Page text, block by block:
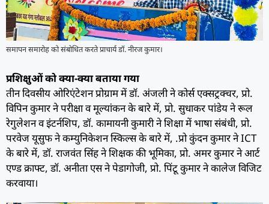
समापन समारोह को संबोधित करते प्राचार्य डॉ. नीरज कुमार।
प्रशिक्षुओं को क्या-क्या बताया गया
तीन दिवसीय ओरिएंटेशन प्रोग्राम में डाॅ. अंजली ने कोर्स एक्सट्रक्चर, प्रो.
विपिन कुमार ने परीक्षा व मूल्यांकन के बारे में, प्रो. सुधाकर पांडेय ने रूल
रेगुलेशन व इंटर्नशिप, डॉ. कामायनी कुमारी ने शिक्षा में भाषा संबंधी, प्रो.
परवेज यूसुफ ने कम्युनिकेशन स्किल्स के बारे में, .प्रो कुंदन कुमार ने ICT
के बारे में, डॉ. राजवंत सिंह ने शिक्षक की भूमिका, प्रो. अमर कुमार ने आर्ट
एण्ड क्राफ्ट, डॉ. अनीता एस ने पेडागोजी, प्रो. पिंटू कुमार ने कालेज विजिट
करवाया।